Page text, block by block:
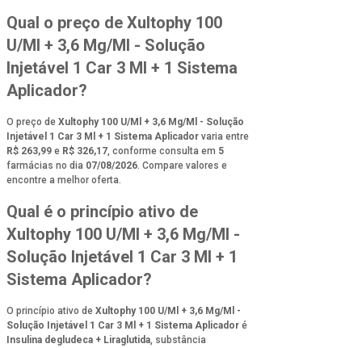
Qual o preço de Xultophy 100
U/Ml + 3,6 Mg/Ml - Solução
Injetável 1 Car 3 Ml + 1 Sistema
Aplicador?
O preço de Xultophy 100 U/Ml + 3,6 Mg/Ml - Solução
Injetável 1 Car 3 Ml + 1 Sistema Aplicador varia entre
R$ 263,99 e R$ 326,17, conforme consulta em 5
farmácias no dia 07/08/2026. Compare valores e
encontre a melhor oferta.
Qual é o princípio ativo de
Xultophy 100 U/Ml + 3,6 Mg/Ml -
Solução Injetável 1 Car 3 Ml + 1
Sistema Aplicador?
O princípio ativo de Xultophy 100 U/Ml + 3,6 Mg/Ml -
Solução Injetável 1 Car 3 Ml + 1 Sistema Aplicador é
Insulina degludeca + Liraglutida, substância